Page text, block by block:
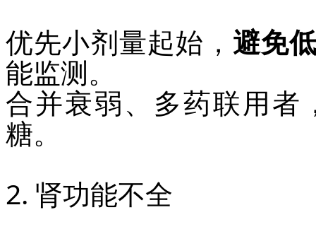
优先小剂量起始， 避免
能监测。
合并衰弱、多药联用者
糖。
2. 肾功能不全